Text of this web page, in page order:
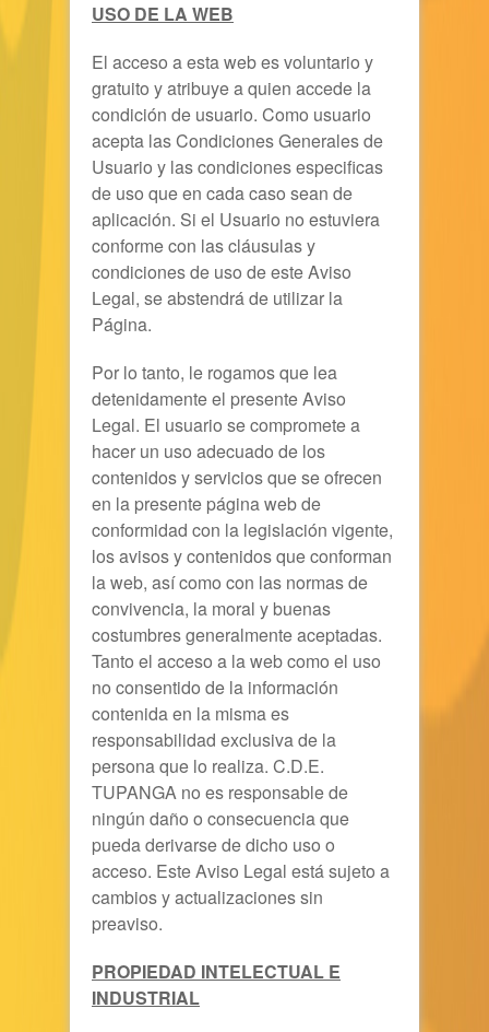
USO DE LA WEB
El acceso a esta web es voluntario y
gratuito y atribuye a quien accede la
condición de usuario. Como usuario
acepta las Condiciones Generales de
Usuario y las condiciones especificas
de uso que en cada caso sean de
aplicación. Si el Usuario no estuviera
conforme con las cláusulas y
condiciones de uso de este Aviso
Legal, se abstendrá de utilizar la
Página.
Por lo tanto, le rogamos que lea
detenidamente el presente Aviso
Legal. El usuario se compromete a
hacer un uso adecuado de los
contenidos y servicios que se ofrecen
en la presente página web de
conformidad con la legislación vigente,
los avisos y contenidos que conforman
la web, así como con las normas de
convivencia, la moral y buenas
costumbres generalmente aceptadas.
Tanto el acceso a la web como el uso
no consentido de la información
contenida en la misma es
responsabilidad exclusiva de la
persona que lo realiza. C.D.E.
TUPANGA no es responsable de
ningún daño o consecuencia que
pueda derivarse de dicho uso o
acceso. Este Aviso Legal está sujeto a
cambios y actualizaciones sin
preaviso.
PROPIEDAD INTELECTUAL E
INDUSTRIAL